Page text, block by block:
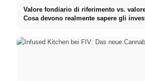
Valore fondiario di riferimento vs.
Cosa devono realmente sapere gli